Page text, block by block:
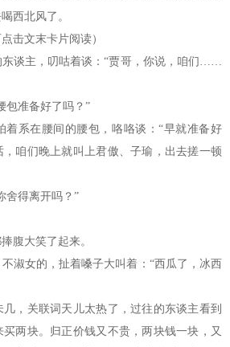
西北风了。
击文末卡片阅读）
东谈主，叨咕着谈：“贾哥，你说，咱们……
包准备好了吗？”
着系在腰间的腰包，咯咯谈：“早就准备好
咱们晚上就叫上君傲、子瑜，出去搓一顿
舍得离开吗？”
腹大笑了起来。
淑女的，扯着嗓子大叫着：“西瓜了，冰西
，关联词天儿太热了，过往的东谈主看到
两块。归正价钱又不贵，两块钱一块，又